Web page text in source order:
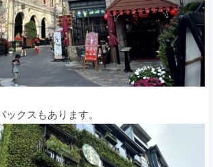
クスもあります。